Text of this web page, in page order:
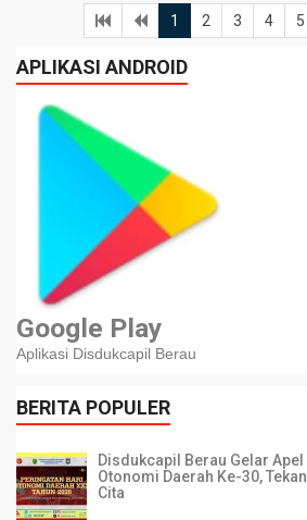
1
2 3 4 5
APLIKASI ANDROID
Google Play
Aplikasi Disdukcapil Berau
BERITA POPULER
Disdukcapil Berau Gelar
Otonomi Daerah Ke-30,
Cita